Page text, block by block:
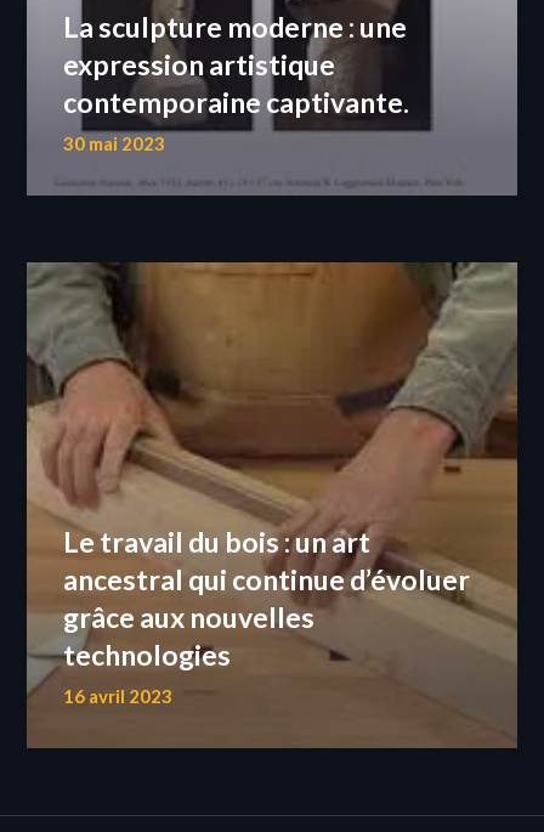
La sculpture moderne : une
expression artistique
contemporaine captivante.
30 mai 2023
Le travail du bois : un art
ancestral qui continue d’évoluer
grâce aux nouvelles
technologies
16 avril 2023